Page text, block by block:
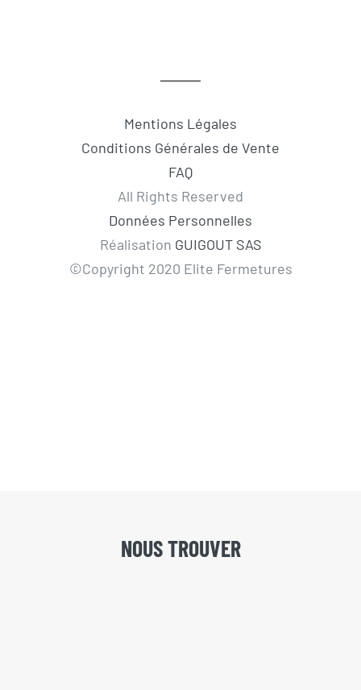
Mentions Légales
Conditions Générales de Vente
FAQ
All Rights Reserved
Données Personnelles
Réalisation GUIGOUT SAS
©Copyright 2020 Elite Fermetures
NOUS TROUVER